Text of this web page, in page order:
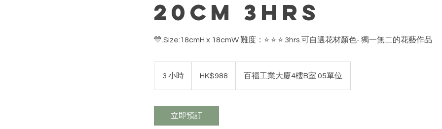
20cm 3hrs
💛.Size:18cmH x 18cmW 難度：⭐️ ⭐️ ⭐️ 3hrs 可自選花材顏色- 獨一無二的花藝作品
3 小時
小
HK$988 百福工業大廈4樓B室 05單位
立即預訂